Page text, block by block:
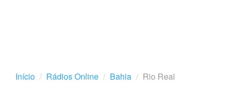
Início Rádios Online Bahia Rio Real